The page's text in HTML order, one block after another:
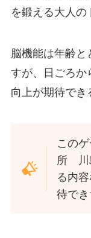
を鍛える大人の
脳機能は年齢と
すが、日ごろか
向上が期待でき
この
所 川
る内
待でき